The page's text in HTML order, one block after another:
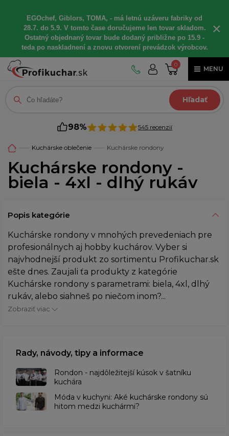
EGOchef, Giblors, TOMA, - má letnú uzáveru fabriky od
28.7. do 5.9. V tomto čase doručujeme len tovar skladom.
Ostatný objednaný tovar bude dodaný približne po 15.9 -
teda po naskladnení a znovu otvorení prevádzok výrobcov.
×
0
MENU
Hľadať
98% 545 recenzií
Kuchárske oblečenie Kuchárske rondony
Kuchárske rondony -
biela - 4xl - dlhý rukáv
Popis kategórie
Kuchárske rondony v mnohých prevedeniach pre
profesionálnych aj hobby kuchárov. Vyber si
najvhodnejší produkt zo sortimentu Profikuchar.sk
ešte dnes. Zaujali ťa produkty z kategórie
Kuchárske rondony s parametrami: biela, 4xl, dlhý
rukáv, alebo siahneš po niečom inom?...
Zobraziť viac
Rady, návody, tipy a informace
Rondon - najdôležitejší kúsok v šatníku
kuchára
​Móda v kuchyni: Aké kuchárske rondony sú
hitom medzi kuchármi?